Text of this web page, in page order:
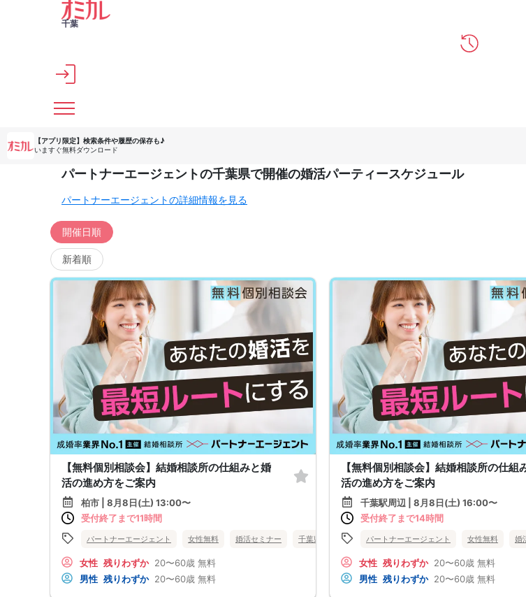
メインコンテンツへスキップ
千葉
【アプリ限定】 検索条件や履歴の保存も♪
いますぐ無料ダウンロード
パートナーエージェントの千葉県で開催の婚活パーティースケジュール
パートナーエージェントの詳細情報を見る
開催日順
新着順
【無料個別相談会】結婚相談所の仕組みと婚
活の進め方をご案内
柏市 | 8月8日(土) 13:00〜
受付終了まで11時間
パートナーエージェント 女性無料 婚活セミナー 千葉県 柏市
女性 残りわずか 20〜60歳 無料
男性 残りわずか 20〜60歳 無料
【無料個別相談会】結婚相談所の仕組
活の進め方をご案内
千葉駅周辺 | 8月8日(土) 16:00〜
受付終了まで14時間
パートナーエージェント 女性無料 婚
女性 残りわずか 20〜60歳 無料
男性 残りわずか 20〜60歳 無料